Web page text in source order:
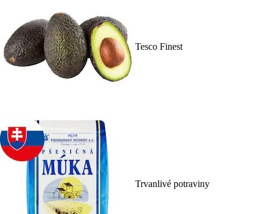
Tesco Finest
Trvanlivé potraviny